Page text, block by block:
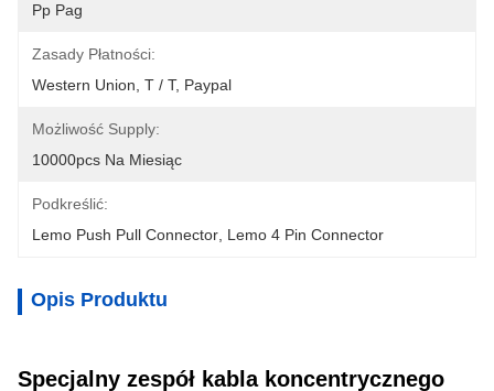
Pp Pag
Zasady Płatności:
Western Union, T / T, Paypal
Możliwość Supply:
10000pcs Na Miesiąc
Podkreślić:
Lemo Push Pull Connector Lemo 4 Pin Connector
Opis Produktu
Specjalny zespół kabla koncentrycznego